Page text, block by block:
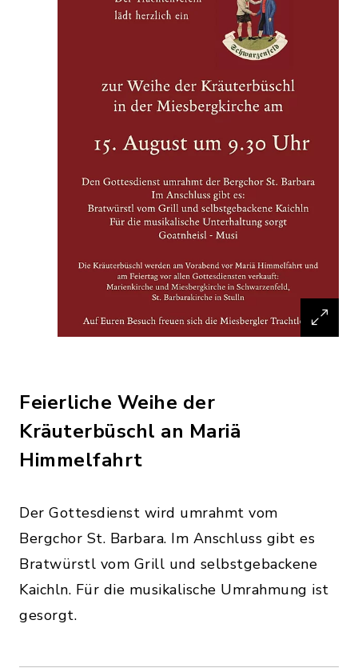
Feierliche Weihe der
Kräuterbüschl an Mariä
Himmelfahrt
Der Gottesdienst wird umrahmt vom
Bergchor St. Barbara. Im Anschluss gibt es
Bratwürstl vom Grill und selbstgebackene
Kaichln. Für die musikalische Umrahmung ist
gesorgt.